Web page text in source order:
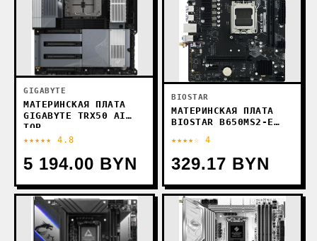
GIGABYTE
МАТЕРИНСКАЯ ПЛАТА
GIGABYTE TRX50 AI
TOP
★★★★★ 4.8
5 194.00 BYN
BIOSTAR
МАТЕРИНСКАЯ ПЛАТА
BIOSTAR B650MS2-E
★★★★☆ 4
329.17 BYN